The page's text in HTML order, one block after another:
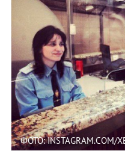
ФОТО: INSTAGRAM.COM/